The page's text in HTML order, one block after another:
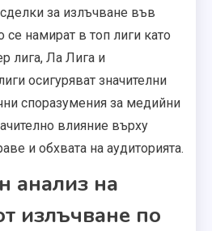
за излъчване във
намират в топ лиги като
лига, Ла Лига и
осигуряват значителни
споразумения за медийни
влияние върху
и обхвата на аудиторията.
анализ на
излъчване по